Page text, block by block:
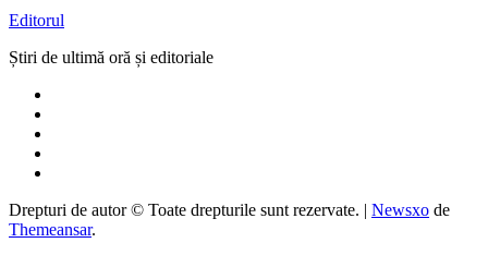
Editorul
Știri de ultimă oră și editoriale
Drepturi de autor © Toate drepturile sunt rezervate. | Newsxo de
Themeansar.